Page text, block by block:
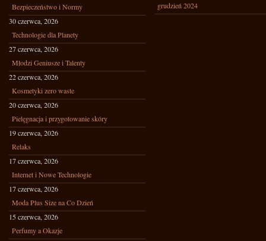
Bezpieczeństwo i Normy
30 czerwca, 2026
Technologie dla Planety
27 czerwca, 2026
Młodzi Geniusze i Talenty
22 czerwca, 2026
Kosmetyki zero waste
20 czerwca, 2026
Pielęgnacja i przygotowanie skóry
19 czerwca, 2026
Relaks
17 czerwca, 2026
Internet i Nowe Technologie
17 czerwca, 2026
Moda Plus Size na Co Dzień
15 czerwca, 2026
Perfumy a Okazje
grudzień 2024